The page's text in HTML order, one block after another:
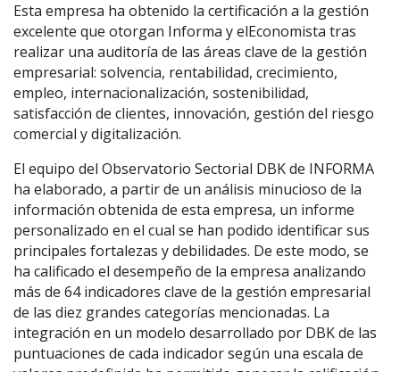
Esta empresa ha obtenido la certificación a la gestión
excelente que otorgan Informa y elEconomista tras
realizar una auditoría de las áreas clave de la gestión
empresarial: solvencia, rentabilidad, crecimiento,
empleo, internacionalización, sostenibilidad,
satisfacción de clientes, innovación, gestión del riesgo
comercial y digitalización.
El equipo del Observatorio Sectorial DBK de INFORMA
ha elaborado, a partir de un análisis minucioso de la
información obtenida de esta empresa, un informe
personalizado en el cual se han podido identificar sus
principales fortalezas y debilidades. De este modo, se
ha calificado el desempeño de la empresa analizando
más de 64 indicadores clave de la gestión empresarial
de las diez grandes categorías mencionadas. La
integración en un modelo desarrollado por DBK de las
puntuaciones de cada indicador según una escala de